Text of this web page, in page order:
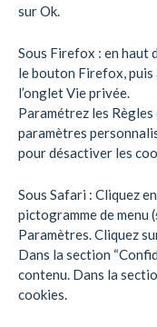
sur Ok.
Sous Firefox : en haut
le bouton Firefox, puis
l’onglet Vie privée.
Paramétrez les
paramètres
pour désactiver les
Sous Safari : Cliquez
pictogramme de menu
Paramètres. Cliquez
Dans la section
contenu. Dans la
cookies.